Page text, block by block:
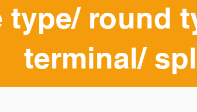
type/ round
terminal/